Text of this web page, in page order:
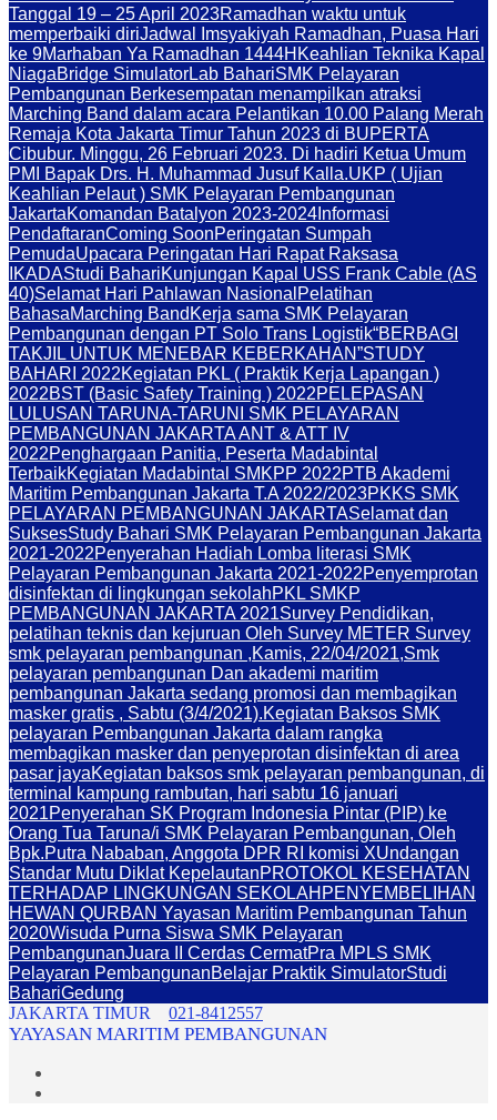
Tanggal 19 – 25 April 2023Ramadhan waktu untuk
memperbaiki diriJadwal Imsyakiyah Ramadhan, Puasa Hari
ke 9Marhaban Ya Ramadhan 1444H Keahlian Teknika Kapal
NiagaBridge SimulatorLab BahariSMK Pelayaran
Pembangunan Berkesempatan menampilkan atraksi
Marching Band dalam acara Pelantikan 10.00 Palang Merah
Remaja Kota Jakarta Timur Tahun 2023 di BUPERTA
Cibubur. Minggu, 26 Februari 2023. Di hadiri Ketua Umum
PMI Bapak Drs. H. Muhammad Jusuf Kalla.UKP ( Ujian
Keahlian Pelaut ) SMK Pelayaran Pembangunan
JakartaKomandan Batalyon 2023-2024 Informasi
PendaftaranComing SoonPeringatan Sumpah
PemudaUpacara Peringatan Hari Rapat Raksasa
IKADAStudi BahariKunjungan Kapal USS Frank Cable (AS
40)Selamat Hari Pahlawan Nasional Pelatihan
BahasaMarching Band Kerja sama SMK Pelayaran
Pembangunan dengan PT Solo Trans Logistik“BERBAGI
TAKJIL UNTUK MENEBAR KEBERKAHAN”STUDY
BAHARI 2022Kegiatan PKL ( Praktik Kerja Lapangan )
2022BST (Basic Safety Training ) 2022PELEPASAN
LULUSAN TARUNA-TARUNI SMK PELAYARAN
PEMBANGUNAN JAKARTA ANT & ATT IV
2022Penghargaan Panitia, Peserta Madabintal
TerbaikKegiatan Madabintal SMKPP 2022PTB Akademi
Maritim Pembangunan Jakarta T.A 2022/2023PKKS SMK
PELAYARAN PEMBANGUNAN JAKARTASelamat dan
SuksesStudy Bahari SMK Pelayaran Pembangunan Jakarta
2021-2022Penyerahan Hadiah Lomba literasi SMK
Pelayaran Pembangunan Jakarta 2021-2022Penyemprotan
disinfektan di lingkungan sekolahPKL SMKP
PEMBANGUNAN JAKARTA 2021Survey Pendidikan,
pelatihan teknis dan kejuruan Oleh Survey METER Survey
smk pelayaran pembangunan ,Kamis, 22/04/2021,Smk
pelayaran pembangunan Dan akademi maritim
pembangunan Jakarta sedang promosi dan membagikan
masker gratis , Sabtu (3/4/2021).Kegiatan Baksos SMK
pelayaran Pembangunan Jakarta dalam rangka
membagikan masker dan penyeprotan disinfektan di area
pasar jayaKegiatan baksos smk pelayaran pembangunan, di
terminal kampung rambutan, hari sabtu 16 januari
2021Penyerahan SK Program Indonesia Pintar (PIP) ke
Orang Tua Taruna/i SMK Pelayaran Pembangunan, Oleh
Bpk.Putra Nababan, Anggota DPR RI komisi XUndangan
Standar Mutu Diklat KepelautanPROTOKOL KESEHATAN
TERHADAP LINGKUNGAN SEKOLAH PENYEMBELIHAN
HEWAN QURBAN Yayasan Maritim Pembangunan Tahun
2020Wisuda Purna Siswa SMK Pelayaran
PembangunanJuara II Cerdas CermatPra MPLS SMK
Pelayaran PembangunanBelajar Praktik SimulatorStudi
BahariGedung
JAKARTA TIMUR
021-8412557
YAYASAN MARITIM PEMBANGUNAN